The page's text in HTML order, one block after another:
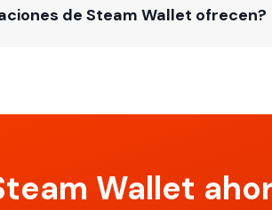
de Steam Wallet ofrecen?
Wallet